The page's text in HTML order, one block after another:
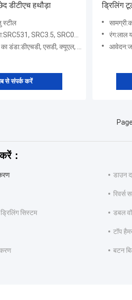
डीटीएच हथौड़ा
स्टील
SRC543, SRC545, SRC547, SRC040, SRC052, SRC054, SRCM5456
एसडी, क्यूएल, मिशन, नुमा आदि के साथ 2 से 18 इंच
से संपर्क करें
ड्रिलिंग
मिमी लंबे
रंग:लाल
：
डाउन
रिवर्स
सिस्टम डबल
टॉप
बटन